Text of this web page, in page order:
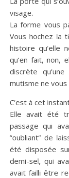
visage.
La forme vous
Vous hochez la
histoire qu’elle
qu’en fait, non,
discrète
mutisme ne
C’est à cet
Elle avait été
passage qui
”oubliant” de
été disposée
demi-sel, qui
avait failli être